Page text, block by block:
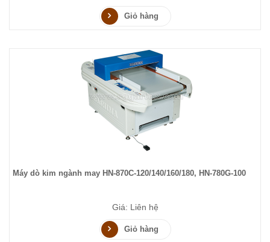
Giỏ hàng
Máy dò kim ngành may HN-870C-120/140/160/180, HN-780G-100
Giá: Liên hệ
Giỏ hàng